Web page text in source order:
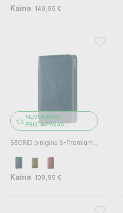
Kaina 149,95 €
NEMOKAMAS
PRISTATYMAS
SECRID piniginė S-Premium...
Kaina 109,95 €